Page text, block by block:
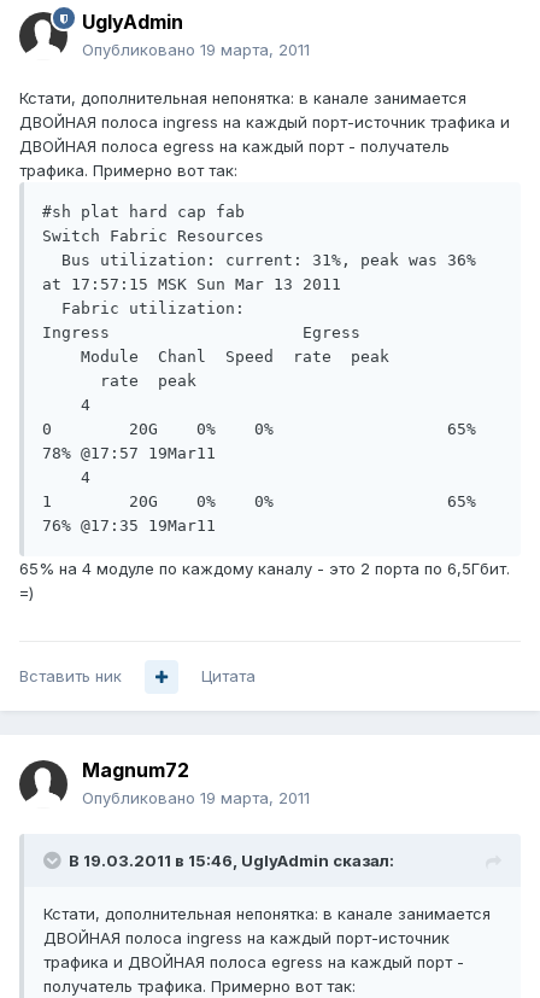
UglyAdmin
Опубликовано 19 марта, 2011
Кстати, дополнительная непонятка: в канале занимается
ДВОЙНАЯ полоса ingress на каждый порт-источник трафика и
ДВОЙНАЯ полоса egress на каждый порт - получатель
трафика. Примерно вот так:
#sh plat hard cap fab
Switch Fabric Resources
Bus utilization: current: 31%, peak was 36%
at 17:57:15 MSK Sun Mar 13 2011
Fabric utilization:
Ingress                    Egress
Module  Chanl  Speed  rate  peak
rate  peak
4
0        20G    0%    0%                  65%
78% @17:57 19Mar11
4
1        20G    0%    0%                  65%
76% @17:35 19Mar11
65% на 4 модуле по каждому каналу - это 2 порта по 6,5Гбит.
=)
Вставить ник Цитата
Magnum72
Опубликовано 19 марта, 2011
В 19.03.2011 в 15:46, UglyAdmin сказал:
Кстати, дополнительная непонятка: в канале занимается
ДВОЙНАЯ полоса ingress на каждый порт-источник
трафика и ДВОЙНАЯ полоса egress на каждый порт -
получатель трафика. Примерно вот так: